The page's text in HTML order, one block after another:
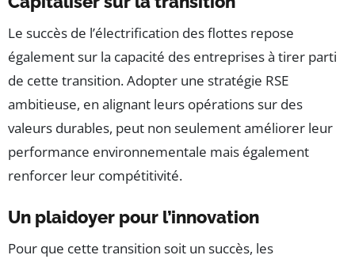
Le succès de l’électrification des flottes repose
également sur la capacité des entreprises à tirer parti
de cette transition. Adopter une stratégie RSE
ambitieuse, en alignant leurs opérations sur des
valeurs durables, peut non seulement améliorer leur
performance environnementale mais également
renforcer leur compétitivité.
Un plaidoyer pour l’innovation
Pour que cette transition soit un succès, les